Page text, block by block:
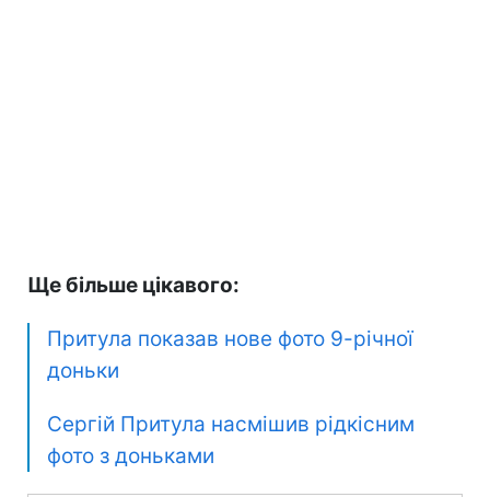
Ще більше цікавого:
Притула показав нове фото 9-річної
доньки
Сергій Притула насмішив рідкісним
фото з доньками